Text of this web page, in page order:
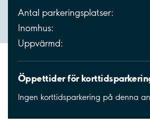
Antal parkeringsplatser:
Inomhus:
Uppvärmd:
Öppettider för
Ingen korttidsparkering på denna